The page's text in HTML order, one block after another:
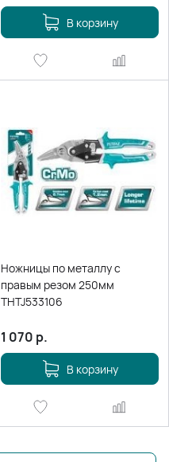
В корзину
Ножницы по металлу с
правым резом 250мм
THTJ533106
1 070 р.
В корзину